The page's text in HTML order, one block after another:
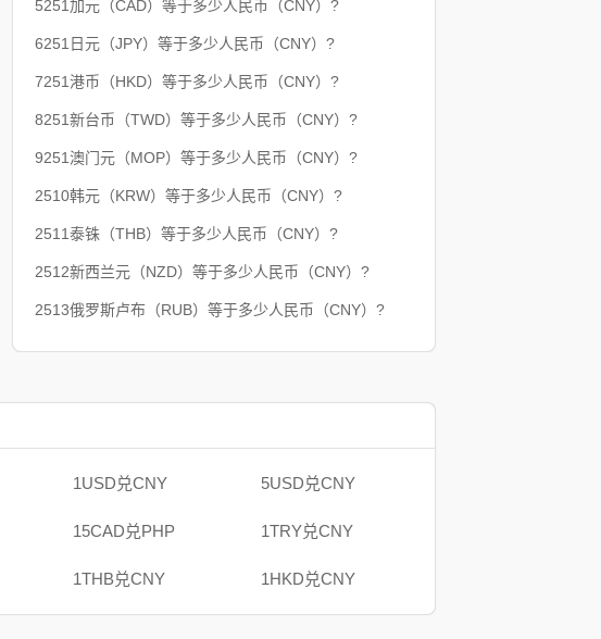
5251加元（CAD）等于多少人民币（CNY）?
6251日元（JPY）等于多少人民币（CNY）?
7251港币（HKD）等于多少人民币（CNY）?
8251新台币（TWD）等于多少人民币（CNY）?
9251澳门元（MOP）等于多少人民币（CNY）?
2510韩元（KRW）等于多少人民币（CNY）?
2511泰铢（THB）等于多少人民币（CNY）?
2512新西兰元（NZD）等于多少人民币（CNY）?
2513俄罗斯卢布（RUB）等于多少人民币（CNY）?
1USD兑CNY 5USD兑CNY
15CAD兑PHP 1TRY兑CNY
1THB兑CNY 1HKD兑CNY